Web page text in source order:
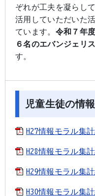
ぞれが工夫を凝らし
活用していただいた
ています。 令和７年
６名のエバンジェリ
す。
児童生徒の情
H27情報モラル集
H28情報モラル集
H29情報モラル集
H30情報モラル集